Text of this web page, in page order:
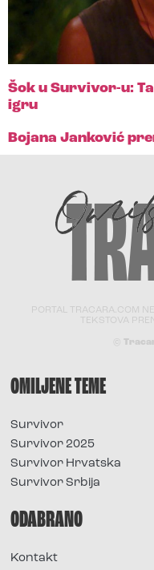
Šok u Survivor-u:
igru
Bojana Janković
PORTAL TRACARA.COM
TEKSTOVA
©
OMILJENE TEME
Survivor
Survivor 2025
Survivor Hrvatska
Survivor Srbija
ODABRANO
Kontakt